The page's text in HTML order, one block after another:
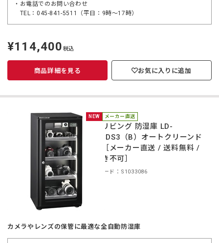
・お電話でのお問い合わせ
TEL：045-841-5511（平日：9時～17時）
定
価
¥114,400 税込
商品詳細を見る お気に入りに追加
NEW メーカー直送
東洋リビング 防湿庫 LD-
120CDS3（B）オートクリーンド
ライ［メーカー直送 / 送料無料 /
代引き不可］
商品コード：S1033086
カメラやレンズの保管に最適な全自動防湿庫